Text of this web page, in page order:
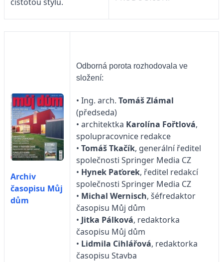
Archiv
časopisu Můj
dům
Odborná porota rozhodovala ve
složení:
• Ing. arch. Tomáš Zlámal
(předseda)
• architektka Karolína Fořtlová,
spolupracovnice redakce
• Tomáš Tkačík, generální ředitel
společnosti Springer Media CZ
• Hynek Paťorek, ředitel redakcí
společnosti Springer Media CZ
• Michal Wernisch, šéfredaktor
časopisu Můj dům
• Jitka Pálková, redaktorka
časopisu Můj dům
• Lidmila Cihlářová, redaktorka
časopisu Stavba